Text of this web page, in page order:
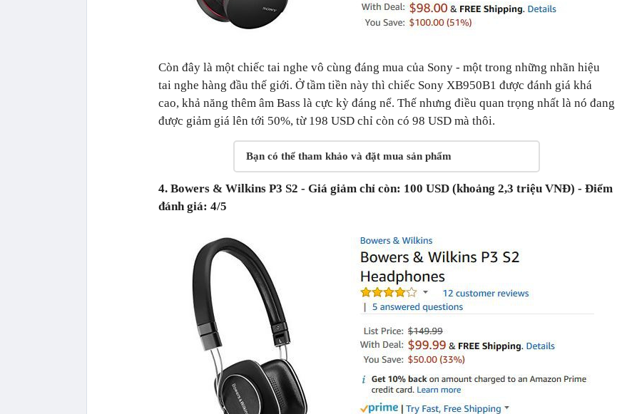
Còn đây là một chiếc tai nghe vô cùng đáng mua của Sony - một trong những nhãn hiệu
tai nghe hàng đầu thế giới. Ở tầm tiền này thì chiếc Sony XB950B1 được đánh giá khá
cao, khả năng thêm âm Bass là cực kỳ đáng nể. Thế nhưng điều quan trọng nhất là nó đang
được giảm giá lên tới 50%, từ 198 USD chỉ còn có 98 USD mà thôi.
Bạn có thể tham khảo và đặt mua sản phẩm
4. Bowers & Wilkins P3 S2 - Giá giảm chỉ còn: 100 USD (khoảng 2,3 triệu VNĐ) - Điểm
đánh giá: 4/5